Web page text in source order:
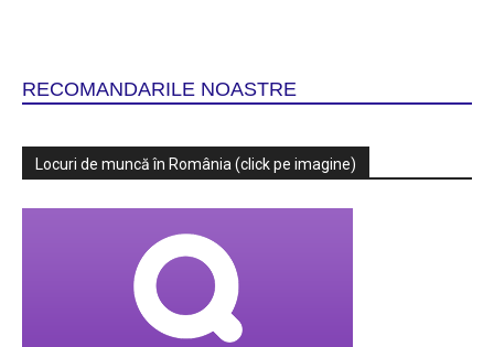
RECOMANDARILE NOASTRE
Locuri de muncă în România (click pe imagine)